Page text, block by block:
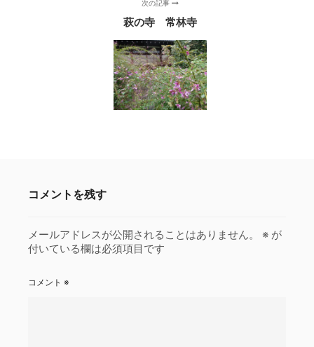
次の記事
萩の寺 常林寺
コメントを残す
メールアドレスが公開されることはありません。 ※ が
付いている欄は必須項目です
コメント ※